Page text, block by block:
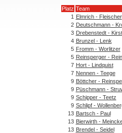
Platz Team
1 Elmrich - Fleischer
2 Deutschmann -
3 Drebenstedt - Kirst
4 Brunzel - Lenk
5 Fromm - Worlitzer
5 Reinsperger -
7 Hort - Lindquist
7 Nennen - Teege
9 Böttcher -
9 Püschmann -
9 Schipper - Teetz
9 Schlipf -
13 Bartsch - Paul
13 Bierwirth -
13 Brendel - Seidel